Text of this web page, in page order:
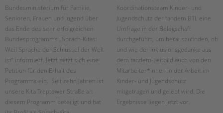
KARRIERE
Stellenangebote
tandem als Arbeitgeberin
NEWS/BLOG
unkuerzbar
Briefe an Kai
Bundesministerium für Familie,
Senioren, Frauen und Jugend über
das Ende des sehr erfolgreichen
Bundesprogramms „Sprach-Kitas:
Weil Sprache der Schlüssel der Welt
ist“ informiert. Jetzt setzt sich eine
Petition für den Erhalt des
Programms ein. Seit zehn Jahren ist
unsere Kita Treptower Straße an
diesem Programm beteiligt und hat
Koordinationsteam Kinder- und
Jugendschutz der tandem BTL eine
Umfrage in der Belegschaft
durchgeführt, um herauszufinden, ob
und wie der Inklusionsgedanke aus
dem tandem-Leitbild auch von den
Mitarbeiter*innen in der Arbeit im
Kinder- und Jugendschutz
mitgetragen und gelebt wird. Die
Ergebnisse liegen jetzt vor.